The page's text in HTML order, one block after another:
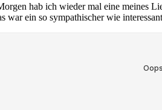
hab ich wieder mal eine meines
war ein so sympathischer wie